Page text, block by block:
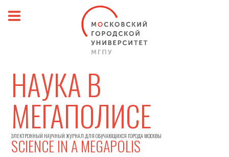
НАУКА В
МЕГАПОЛИСЕ
ЭЛЕКТРОННЫЙ НАУЧНЫЙ ЖУРНАЛ ДЛЯ ОБУЧАЮЩИХСЯ ГОРОДА МОСКВЫ
SCIENCE IN A MEGAPOLIS